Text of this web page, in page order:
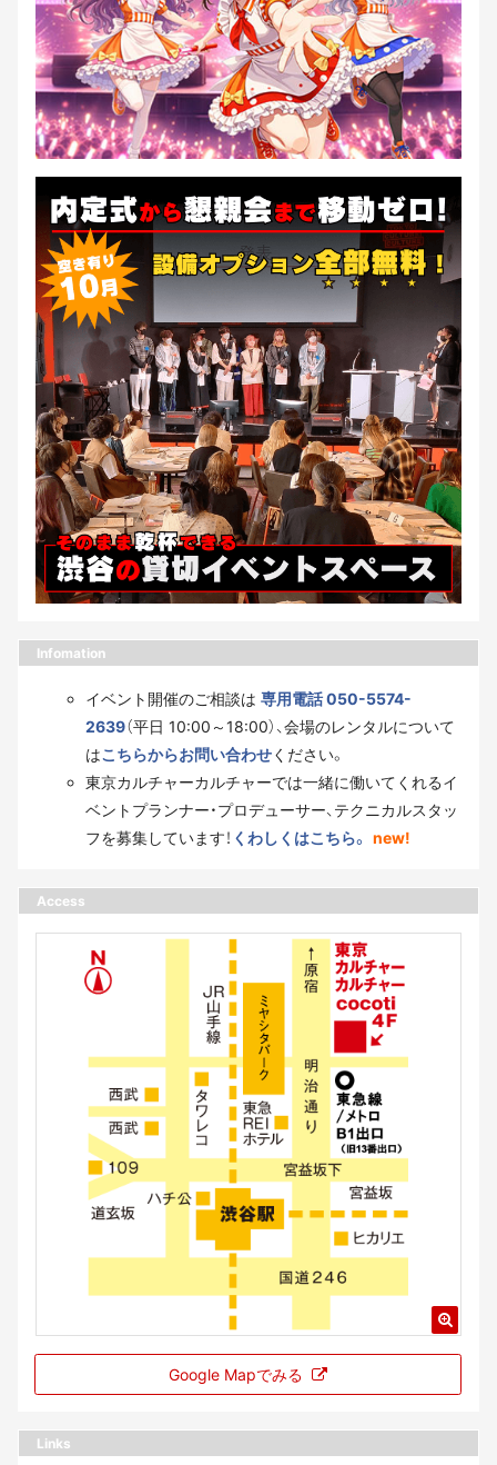
Infomation
イベント開催のご相談は 専用電話 050-5574-
2639（平日 10:00～18:00）、会場のレンタルについて
はこちらからお問い合わせください。
東京カルチャーカルチャーでは一緒に働いてくれるイ
ベントプランナー・プロデューサー、テクニカルスタッ
フを募集しています！ くわしくはこちら。 new!
Access
Google Mapでみる
Links